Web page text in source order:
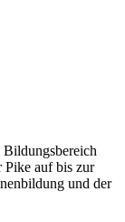
Bildungsbereich
Pike auf bis zur
und der